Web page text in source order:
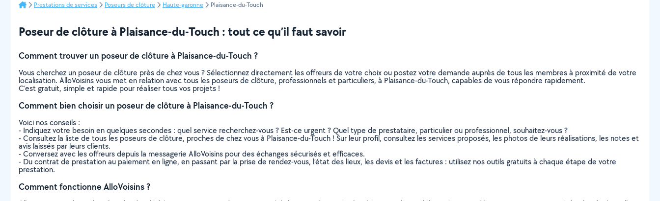
Prestations de services Poseurs de clôture Haute-garonne Plaisance-du-Touch
Poseur de clôture à Plaisance-du-Touch : tout ce qu’il faut savoir
Comment trouver un poseur de clôture à Plaisance-du-Touch ?
Vous cherchez un poseur de clôture près de chez vous ? Sélectionnez directement les offreurs de votre choix ou postez votre demande auprès de tous les membres à proximité de votre
localisation. AlloVoisins vous met en relation avec tous les poseurs de clôture, professionnels et particuliers, à Plaisance-du-Touch, capables de vous répondre rapidement.
C’est gratuit, simple et rapide pour réaliser tous vos projets !
Comment bien choisir un poseur de clôture à Plaisance-du-Touch ?
Voici nos conseils :
- Indiquez votre besoin en quelques secondes : quel service recherchez-vous ? Est-ce urgent ? Quel type de prestataire, particulier ou professionnel, souhaitez-vous ?
- Consultez la liste de tous les poseurs de clôture, proches de chez vous à Plaisance-du-Touch ! Sur leur profil, consultez les services proposés, les photos de leurs réalisations, les notes et
avis laissés par leurs clients.
- Conversez avec les offreurs depuis la messagerie AlloVoisins pour des échanges sécurisés et efficaces.
- Du contrat de prestation au paiement en ligne, en passant par la prise de rendez-vous, l’état des lieux, les devis et les factures : utilisez nos outils gratuits à chaque étape de votre
prestation.
Comment fonctionne AlloVoisins ?